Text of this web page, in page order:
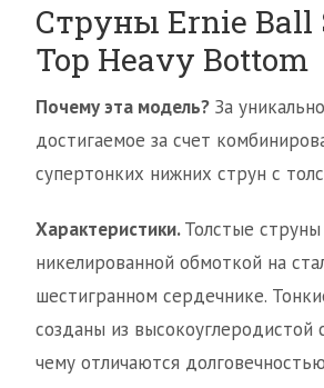
Струны Ernie Ball
Top Heavy Bottom
Почему эта модель? За
достигаемое за счет
супертонких нижних струн с
Характеристики.Толстые струны
никелированной обмоткой на
шестигранном сердечнике.
созданы из высокоуглеродистой
чему отличаются